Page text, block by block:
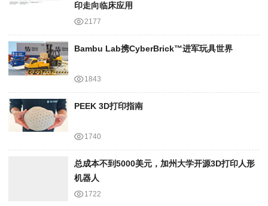
印走向临床应用
2177
Bambu Lab携Cyber​​Brick™进军玩具世界
1843
PEEK 3D打印指南
1740
总成本不到5000美元，加州大学开源3D打印人形
机器人
1722